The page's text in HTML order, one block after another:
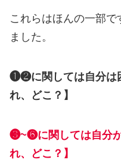
これらはほんの一部
ました。
❶❷に関しては自分は
れ、どこ？】
❸~❻に関しては自分
れ、どこ？】